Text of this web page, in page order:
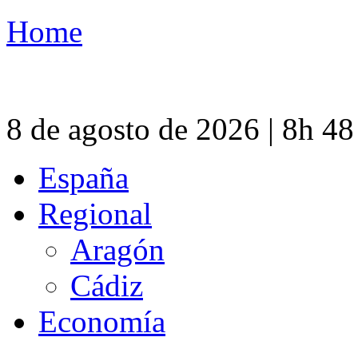
Home
8 de agosto de 2026 | 8h
España
Regional
Aragón
Cádiz
Economía